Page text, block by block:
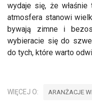
wydaje się, że właśnie
atmosfera stanowi
bywają zimne i
wybieracie się do
do tych, które warto
WIĘCEJ O: ARANŻACJE